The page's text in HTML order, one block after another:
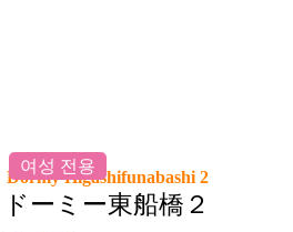
여성 전용
Dormy Higashifunabashi 2
ドーミー東船橋２